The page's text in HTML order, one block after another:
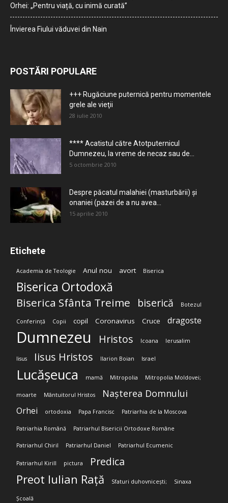
Orhei: „Pentru viață, cu inimă curată”
Învierea Fiului văduvei din Nain
POSTĂRI POPULARE
+++ Rugăciune puternică pentru momentele
grele ale vieţii
28 iulie 2010
**** Acatistul către Atotputernicul
Dumnezeu, la vreme de necaz sau de...
5 octombrie 2010
Despre păcatul malahiei (masturbării) şi
onaniei (pazei de a nu avea...
15 aprilie 2010
Etichete
Academia de Teologie Anul nou avort Biserica
Biserica Ortodoxă
Biserica Sfânta Treime biserică Botezul
Conferință Copii copil Coronavirus Cruce dragoste
Dumnezeu Hristos Icoana Ierusalim
Iisus Iisus Hristos Ilarion Boian Israel
Lucășeuca mamă Mitropolia Mitropolia Moldovei;
moarte Mântuitorul Hristos Nașterea Domnului
Orhei ortodoxia Papa Francisc Patriarhia de la Moscova
Patriarhia Română Patriarhul Bisericii Ortodoxe Române
Patriarhul Chiril Patriarhul Daniel Patriarhul Ecumenic
Patriarhul Kirill pictura Predica
Preot Iulian Rață Sfaturi duhovnicești; Sinaxa
Școală